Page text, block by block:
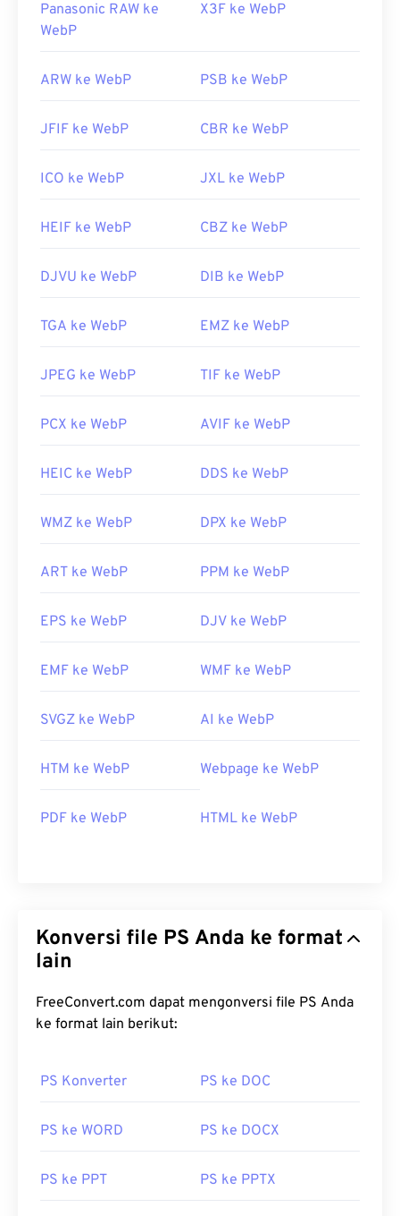
Panasonic RAW ke
WebP
X3F ke WebP
ARW ke WebP PSB ke WebP
JFIF ke WebP CBR ke WebP
ICO ke WebP JXL ke WebP
HEIF ke WebP CBZ ke WebP
DJVU ke WebP DIB ke WebP
TGA ke WebP EMZ ke WebP
JPEG ke WebP TIF ke WebP
PCX ke WebP AVIF ke WebP
HEIC ke WebP DDS ke WebP
WMZ ke WebP DPX ke WebP
ART ke WebP PPM ke WebP
EPS ke WebP DJV ke WebP
EMF ke WebP WMF ke WebP
SVGZ ke WebP AI ke WebP
HTM ke WebP Webpage ke WebP
PDF ke WebP HTML ke WebP
Konversi file PS Anda ke format
lain
FreeConvert.com dapat mengonversi file PS Anda
ke format lain berikut:
PS Konverter PS ke DOC
PS ke WORD PS ke DOCX
PS ke PPT PS ke PPTX